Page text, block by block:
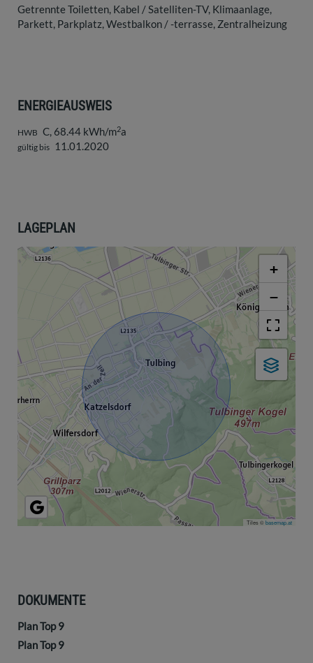
Getrennte Toiletten Kabel / Satelliten-TV Klimaanlage
Parkett Parkplatz Westbalkon / -terrasse Zentralheizung
ENERGIEAUSWEIS
HWB C, 68.44 kWh/m2a
gültig bis 11.01.2020
LAGEPLAN
+
−
Tiles ©basemap.at
DOKUMENTE
Plan Top 9
Plan Top 9